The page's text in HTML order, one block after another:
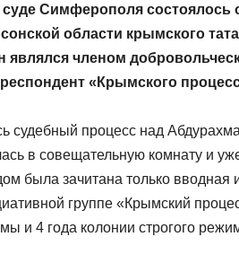
Симферополя
области крымского
являлся членом
«Крымского
судебный процесс над
в совещательную комнату и
была зачитана только вводная
группе «Крымский
и 4 года колонии строгого